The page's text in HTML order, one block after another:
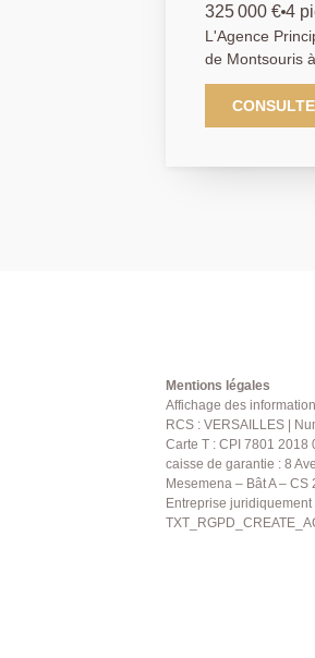
325 000 € 4
L'Agence
de Montsouris
m², à proximité
de Saint-Germain-en-Laye. A 10
minutes en bus
Mentions légales
Affichage des
RCS : VERSAILLES |
Carte T : CPI 7801 2018
caisse de garantie : 8
Mesemena – Bât A –
Entreprise